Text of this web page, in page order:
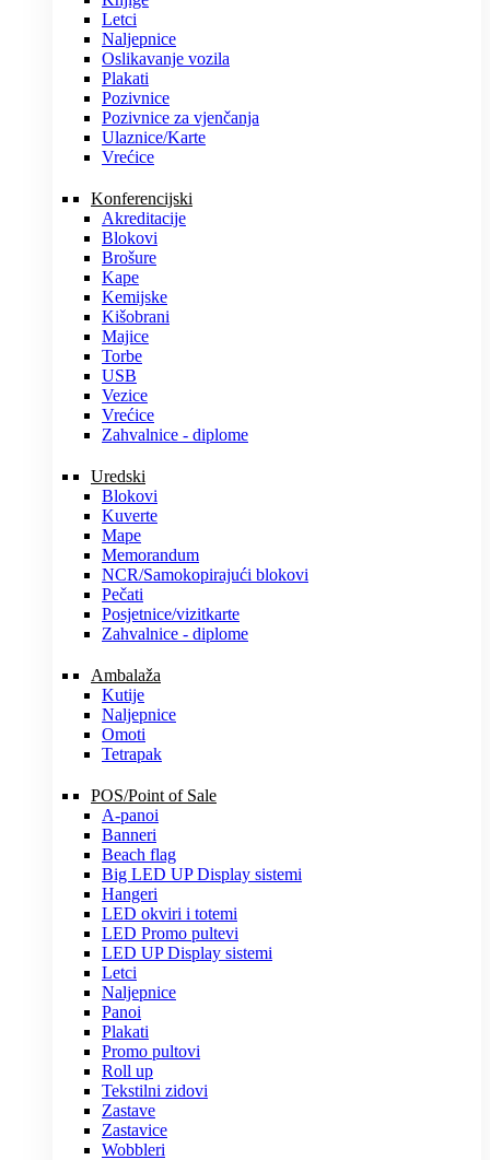
Letci
Naljepnice
Oslikavanje vozila
Plakati
Pozivnice
Pozivnice za vjenčanja
Ulaznice/Karte
Vrećice
Konferencijski
Akreditacije
Blokovi
Brošure
Kape
Kemijske
Kišobrani
Majice
Torbe
USB
Vezice
Vrećice
Zahvalnice - diplome
Uredski
Blokovi
Kuverte
Mape
Memorandum
NCR/Samokopirajući blokovi
Pečati
Posjetnice/vizitkarte
Zahvalnice - diplome
Ambalaža
Kutije
Naljepnice
Omoti
Tetrapak
POS/Point of Sale
A-panoi
Banneri
Beach flag
Big LED UP Display sistemi
Hangeri
LED okviri i totemi
LED Promo pultevi
LED UP Display sistemi
Letci
Naljepnice
Panoi
Plakati
Promo pultovi
Roll up
Tekstilni zidovi
Zastave
Zastavice
Wobbleri